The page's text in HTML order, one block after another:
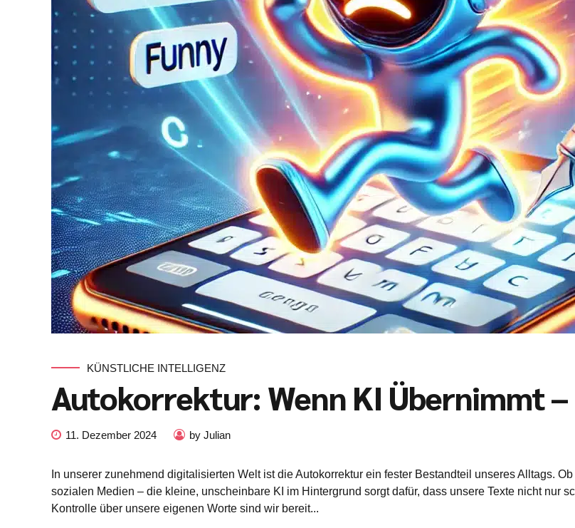
KÜNSTLICHE INTELLIGENZ
Autokorrektur: Wenn KI Übernimmt –
11. Dezember 2024 by Julian
In unserer zunehmend digitalisierten Welt ist die Autokorrektur ein fester Bestandteil unseres Alltags.
sozialen Medien – die kleine, unscheinbare KI im Hintergrund sorgt dafür, dass unsere Texte nicht nur
Kontrolle über unsere eigenen Worte sind wir bereit...